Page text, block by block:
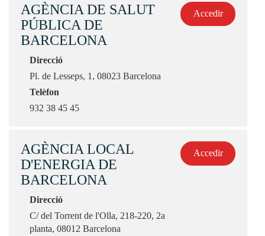
AGÈNCIA DE SALUT
PÚBLICA DE
BARCELONA
Direcció
Pl. de Lesseps, 1, 08023 Barcelona
Telèfon
932 38 45 45
Accedir
AGÈNCIA LOCAL
D'ENERGIA DE
BARCELONA
Direcció
C/ del Torrent de l'Olla, 218-220, 2a
planta, 08012 Barcelona
Accedir